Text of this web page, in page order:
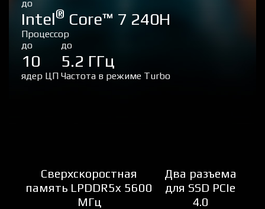
до
Intel® Core™ 7 240H
Процессор
до
10
ядер ЦП
до
5.2 ГГц
Частота в режиме Turbo
Сверхскоростная
память LPDDR5x 5600
МГц
Два разъема
для SSD PCIe
4.0